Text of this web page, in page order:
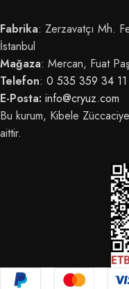
Fabrika: Zerzavatçı Mh.
İstanbul
Mağaza: Mercan, Fuat
Telefon: 0 535 359 34 11
E-Posta: info@cryuz.com
Bu kurum, Kibele
aittir.